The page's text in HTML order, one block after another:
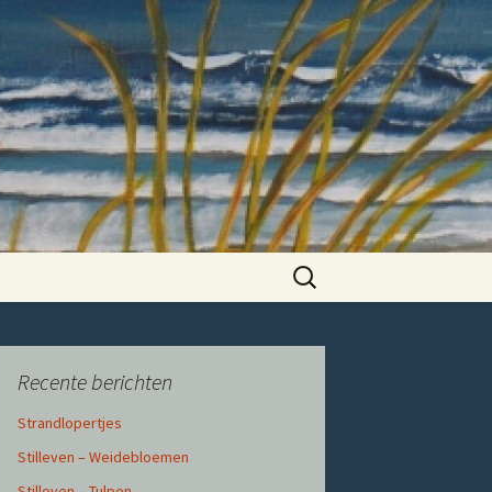
Zoeken
naar:
Recente berichten
Strandlopertjes
Stilleven – Weidebloemen